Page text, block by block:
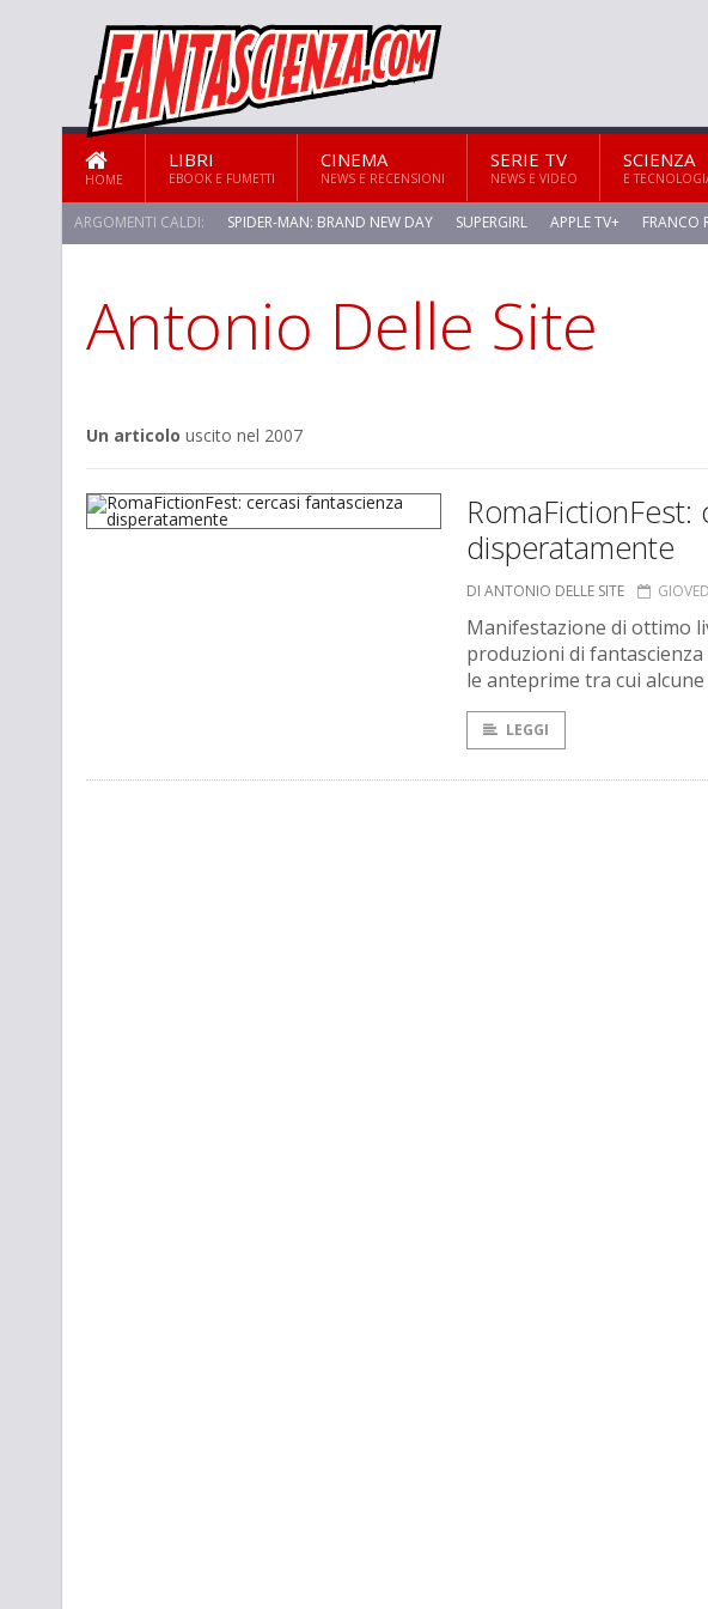
HOME
LIBRI
EBOOK E FUMETTI
CINEMA
NEWS E RECENSIONI
SERIE TV
NEWS E VIDEO
SCIENZA
E
ARGOMENTI CALDI: SPIDER-MAN: BRAND NEW DAY SUPERGIRL APPLE TV+ FRANCO
Antonio Delle Site
Un articolo uscito nel 2007
RomaFictionFest:
disperatamente
DI ANTONIO DELLE SITE
Manifestazione di ottimo
produzioni di
le anteprime tra cui
LEGGI